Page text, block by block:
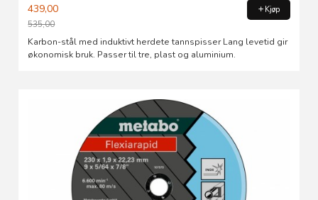
439,00
535,00
Rabatt
Kjøp
Karbon-stål med induktivt herdete tannspisser Lang levetid gir
økonomisk bruk. Passer til tre, plast og aluminium.